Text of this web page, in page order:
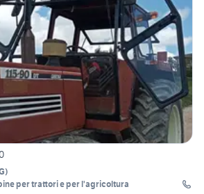
)
per trattori e per l'agricoltura